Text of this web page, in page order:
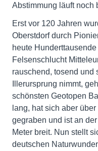
Abstimmung läuft noch
Erst vor 120 Jahren
Oberstdorf durch
heute
Felsenschlucht
rauschend, tosend und
Illerursprung nimmt,
schönsten Geotopen
lang, hat sich aber
gegraben und ist an
Meter breit. Nun stellt
deutschen